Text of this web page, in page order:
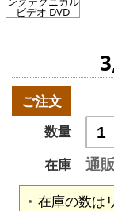
ビデオ DVD
ご注文
数量
在庫
通販
在庫の数は